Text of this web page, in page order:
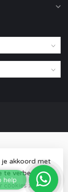
Lightspeed-
je akkoord met
te verbeteren.
cookies »